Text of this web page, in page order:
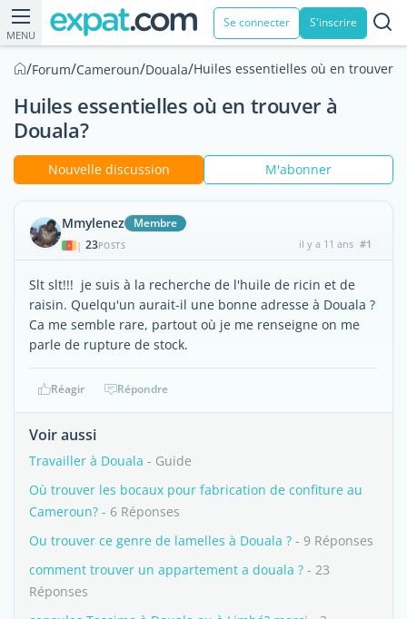
MENU
Se connecter S'inscrire
/Forum/Cameroun/Douala/Huiles essentielles où en trouver à
Huiles essentielles où en trouver à
Douala?
Nouvelle discussion M'abonner
Mmylenez Membre
| 23POSTS il y a 11 ans #1
Slt slt!!! je suis à la recherche de l'huile de ricin et de
raisin. Quelqu'un aurait-il une bonne adresse à Douala ?
Ca me semble rare, partout où je me renseigne on me
parle de rupture de stock.
Réagir Répondre
Voir aussi
Travailler à Douala - Guide
Où trouver les bocaux pour fabrication de confiture au
Cameroun? - 6 Réponses
Ou trouver ce genre de lamelles à Douala ? - 9 Réponses
comment trouver un appartement a douala ? - 23
Réponses